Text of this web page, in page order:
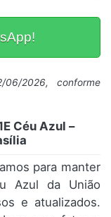
2026, conforme
Céu Azul –
para manter
Azul da União
e atualizados.